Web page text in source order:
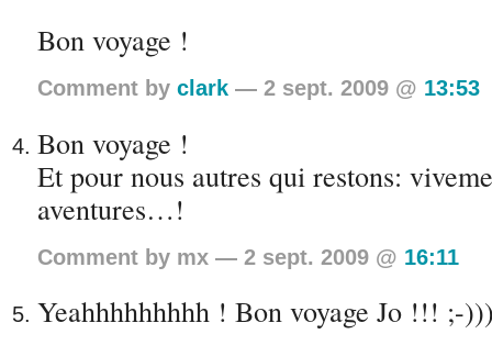
Bon voyage !
Comment byclark — 2 sept. 2009 @ 13:53
Bon voyage !
Et pour nous autres qui restons:
aventures…!
Comment by mx — 2 sept. 2009 @ 16:11
Yeahhhhhhhhh ! Bon voyage Jo !!! ;-